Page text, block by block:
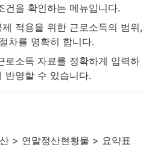
건을 확인하는 메뉴입니다.
적용을 위한 근로소득의 범위,
차를 명확히 합니다.
로소득 자료를 정확하게 입력하
반영할 수 있습니다.
> 연말정산현황물 > 요약표